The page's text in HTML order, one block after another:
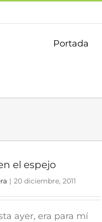
Portada
el espejo
| 20 diciembre, 2011
ayer, era para mí